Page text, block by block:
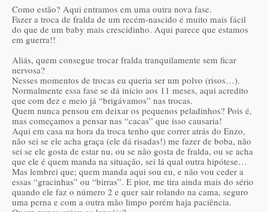
Como estão? Aqui entramos em uma outra nova fase.
Fazer a troca de fralda de um recém-nascido é muito mais fácil
do que de um baby mais crescidinho. Aqui parece que estamos
em guerra!!
Aliás, quem consegue trocar fralda tranquilamente sem ficar
nervosa?
Nesses momentos de trocas eu queria ser um polvo (risos…).
Normalmente essa fase se dá início aos 11 meses, aqui acredito
que com dez e meio já “brigávamos” nas trocas.
Quem nunca pensou em deixar os pequenos peladinhos? Pois é,
mas começamos a pensar nas “cacas” que isso causaria!
Aqui em casa na hora da troca tenho que correr atrás do Enzo,
não sei se ele acha graça (ele dá risadas!) me fazer de boba, não
sei se ele gosta de estar nu, ou se não gosta de fralda, ou se acha
que ele é quem manda na situação, sei lá qual outra hipótese…
Mas lembrei que; quem manda aqui sou eu, e não vou ceder a
essas “gracinhas” ou “birras”. E pior, me tira ainda mais do sério
quando ele faz o número 2 e quer sair rolando na cama, seguro
uma perna e com a outra mão limpo porém haja paciência.